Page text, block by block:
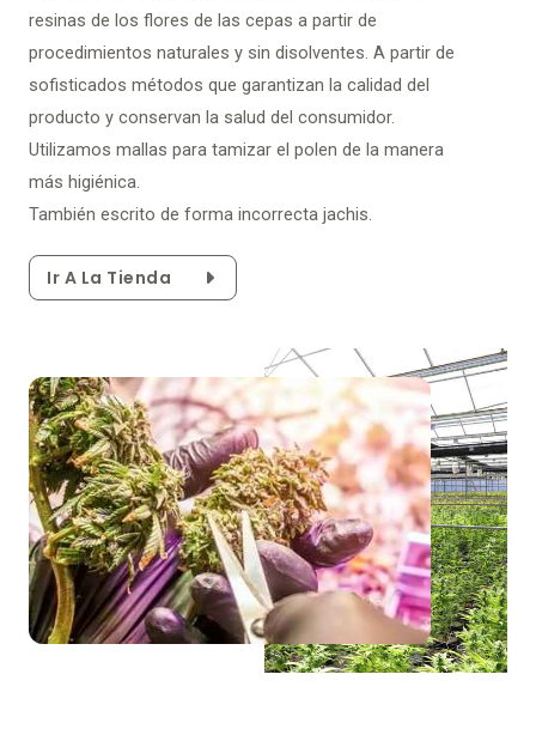
resinas de los flores de las cepas a partir de
procedimientos naturales y sin disolventes. A partir de
sofisticados métodos que garantizan la calidad del
producto y conservan la salud del consumidor.
Utilizamos mallas para tamizar el polen de la manera
más higiénica.
También escrito de forma incorrecta jachis.
Ir A La Tienda